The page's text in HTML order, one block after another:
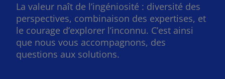
La valeur naît de l’ingéniosité : ​diversité des
perspectives, combinaison des expertises, ​et
le courage d’explorer l’inconnu. C’est ainsi
que nous vous accompagnons, des
questions aux solutions.​